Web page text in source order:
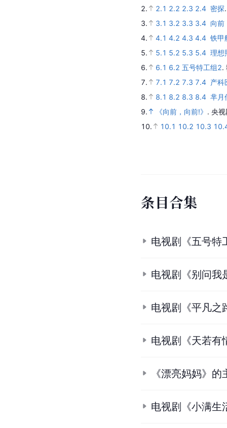
2.
2.1 2.2 2.3 2.4 密探
3.
3.1 3.2 3.3 3.4 向前
4.
4.1 4.2 4.3 4.4 铁甲
5.
5.1 5.2 5.3 5.4 理想
6.
6.1 6.2 五号特工组2.
7.
7.1 7.2 7.3 7.4 产科
8.
8.1 8.2 8.3 8.4 芈月
9.
《向前，向前!》 . 央
10.
10.1 10.2 10.3
条目合集
电视剧《五号特
电视剧《别问我
电视剧《平凡之
电视剧《天若有
《漂亮妈妈》的
电视剧《小满生